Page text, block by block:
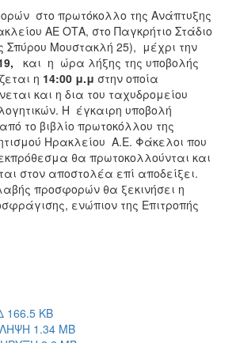
στο πρωτόκολλο της Ανάπτυξης
ΑΕ ΟΤΑ, στο Παγκρήτιο Στάδιο
Σπύρου Μουστακλή 25), μέχρι την
και η ώρα λήξης της υποβολής
η 14:00 μ.μ στην οποία
και η δια του ταχυδρομείου
Η έγκαιρη υποβολή
το βιβλίο πρωτοκόλλου της
Ηρακλείου Α.Ε. Φάκελοι που
θα πρωτοκολλούνται και
στον αποστολέα επί αποδείξει.
προσφορών θα ξεκινήσει η
ενώπιον της Επιτροπής
166.5 KB
1.34 MB